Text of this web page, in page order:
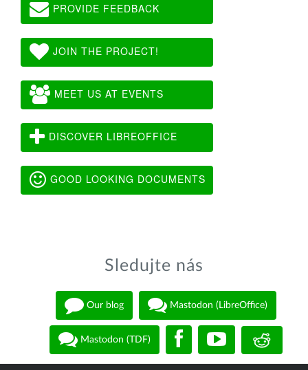
PROVIDE FEEDBACK
JOIN THE PROJECT!
MEET US AT EVENTS
DISCOVER LIBREOFFICE
GOOD LOOKING DOCUMENTS
Sledujte nás
Our blog Mastodon (LibreOffice)
Mastodon (TDF)